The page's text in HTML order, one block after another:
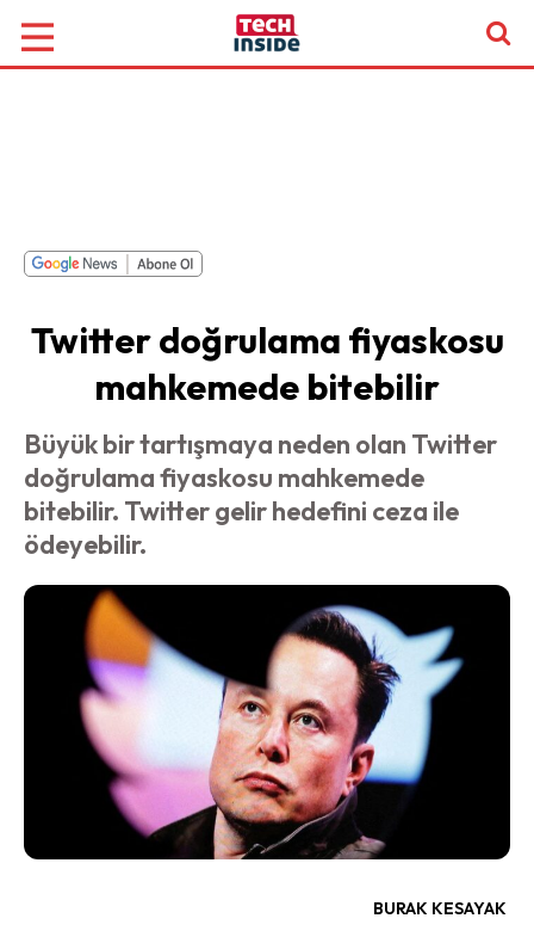
Twitter doğrulama fiyaskosu
mahkemede bitebilir
Büyük bir tartışmaya neden olan Twitter
doğrulama fiyaskosu mahkemede
bitebilir. Twitter gelir hedefini ceza ile
ödeyebilir.
BURAK KESAYAK